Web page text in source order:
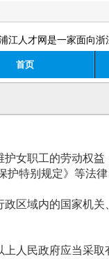
浦江人才网是一家面向
首页
职工的劳动权益，
护特别规定》等法
域内的国家机关、
民政府应当采取有